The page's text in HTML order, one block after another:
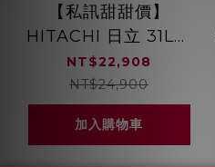
【私訊甜甜價】
HITACHI 日立 31L過
熱水蒸氣烘烤微波爐
MROS800AT 泰製
冷凍品直接燒烤
NT$22,908
NT$24,900
加入購物車